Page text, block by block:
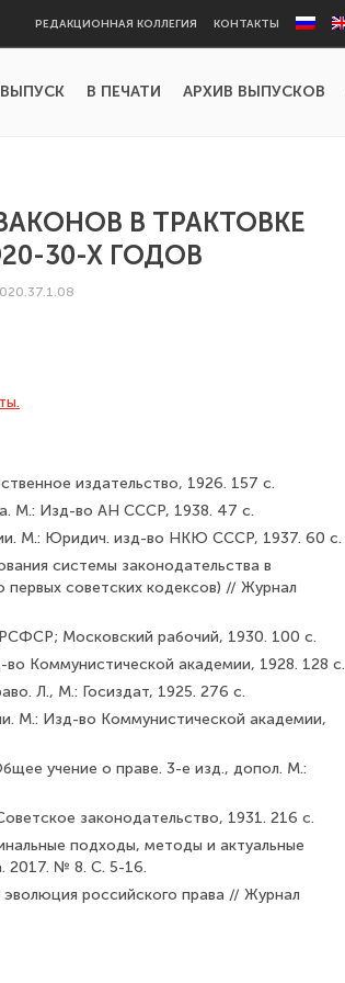
РЕДАКЦИОННАЯ КОЛЛЕГИЯ КОНТАКТЫ
В ПЕЧАТИ АРХИВ ВЫПУСКОВ
В ТРАКТОВКЕ
30-Х ГОДОВ
издательство, 1926. 157 с.
М.: Изд-во АН СССР, 1938. 47 с.
М.: Юридич. изд-во НКЮ СССР, 1937. 60 с.
системы за­конодательства в
первых советских кодексов) // Журнал
Московский рабочий, 1930. 100 с.
Коммунистической академии, 1928. 128 с.
Л., М.: Госиздат, 1925. 276 с.
М.: Изд-во Комму­нистической академии,
учение о праве. 3-е изд., допол. М.:
законода­тельство, 1931. 216 с.
подходы, методы и актуальные
2017. № 8. C. 5-16.
российского права // Журнал